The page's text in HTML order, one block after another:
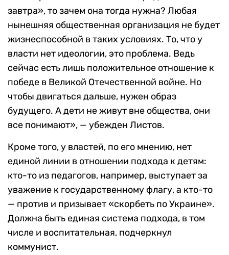
завтра», то зачем она тогда нужна? Любая
нынешняя общественная организация не будет
жизнеспособной в таких условиях. То, что у
власти нет идеологии, это проблема. Ведь
сейчас есть лишь положительное отношение к
победе в Великой Отечественной войне. Но
чтобы двигаться дальше, нужен образ
будущего. А дети не живут вне общества, они
все понимают», — убежден Листов.
Кроме того, у властей, по его мнению, нет
единой линии в отношении подхода к детям:
кто-то из педагогов, например, выступает за
уважение к государственному флагу, а кто-то
— против и призывает «скорбеть по Украине».
Должна быть единая система подхода, в том
числе и воспитательная, подчеркнул
коммунист.